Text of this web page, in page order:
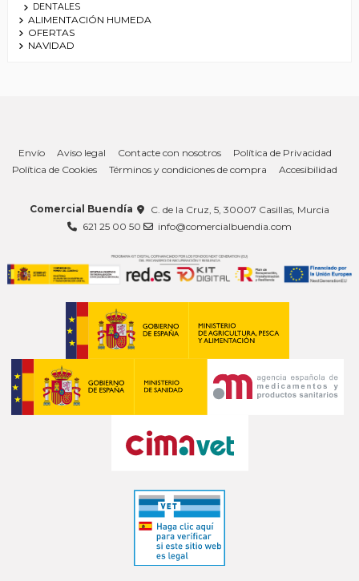
DENTALES
ALIMENTACIÓN HUMEDA
OFERTAS
NAVIDAD
Envío Aviso legal Contacte con nosotros
Política de Privacidad
Política de Cookies
Términos y condiciones de compra Accesibilidad
Comercial Buendía
C. de la Cruz, 5, 30007 Casillas, Murcia
621 25 00 50
info@comercialbuendia.com